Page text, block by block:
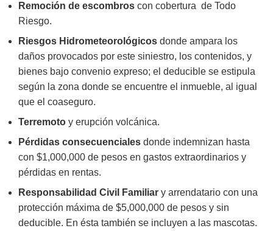
Remoción de escombros con cobertura de Todo
Riesgo.
Riesgos Hidrometeorológicos donde ampara los
daños provocados por este siniestro, los contenidos, y
bienes bajo convenio expreso; el deducible se estipula
según la zona donde se encuentre el inmueble, al igual
que el coaseguro.
Terremoto y erupción volcánica.
Pérdidas consecuenciales donde indemnizan hasta
con $1,000,000 de pesos en gastos extraordinarios y
pérdidas en rentas.
Responsabilidad Civil Familiar y arrendatario con una
protección máxima de $5,000,000 de pesos y sin
deducible. En ésta también se incluyen a las mascotas.